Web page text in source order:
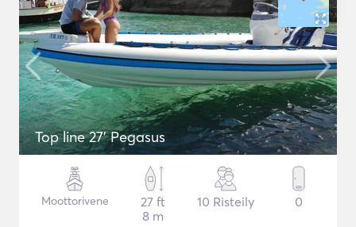
Top line 27’ Pegasus
Moottorivene
27 ft
8 m
10 Risteily 0